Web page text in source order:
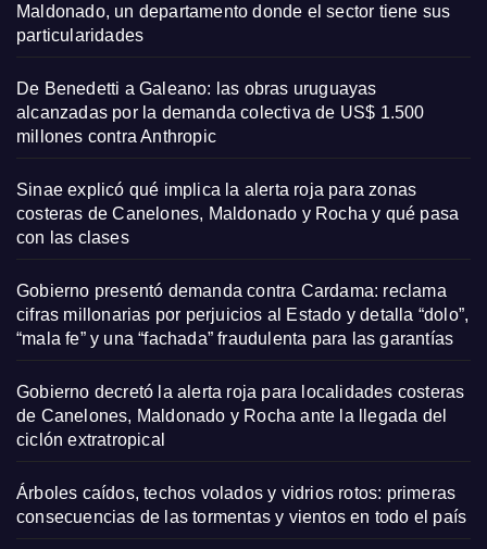
Maldonado, un departamento donde el sector tiene sus
particularidades
De Benedetti a Galeano: las obras uruguayas
alcanzadas por la demanda colectiva de US$ 1.500
millones contra Anthropic
Sinae explicó qué implica la alerta roja para zonas
costeras de Canelones, Maldonado y Rocha y qué pasa
con las clases
Gobierno presentó demanda contra Cardama: reclama
cifras millonarias por perjuicios al Estado y detalla “dolo”,
“mala fe” y una “fachada” fraudulenta para las garantías
Gobierno decretó la alerta roja para localidades costeras
de Canelones, Maldonado y Rocha ante la llegada del
ciclón extratropical
Árboles caídos, techos volados y vidrios rotos: primeras
consecuencias de las tormentas y vientos en todo el país